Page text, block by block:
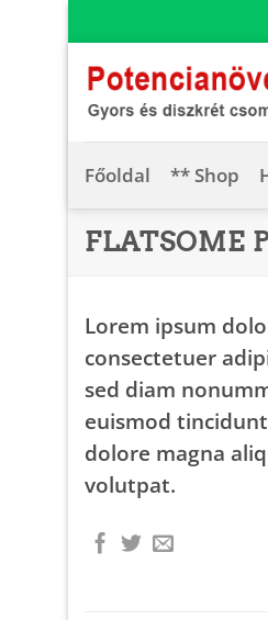
to
content
Főoldal ** Shop
FLATSOME
Lorem ipsum
consectetuer
sed diam
euismod
dolore magna
volutpat.